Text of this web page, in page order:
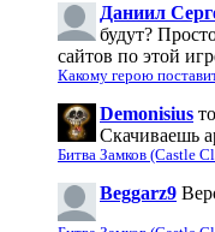
Даниил
будут?
сайтов по этой
Какому герою
Demonisius
Скачиваешь
Битва Замков (Castle
Beggarz9